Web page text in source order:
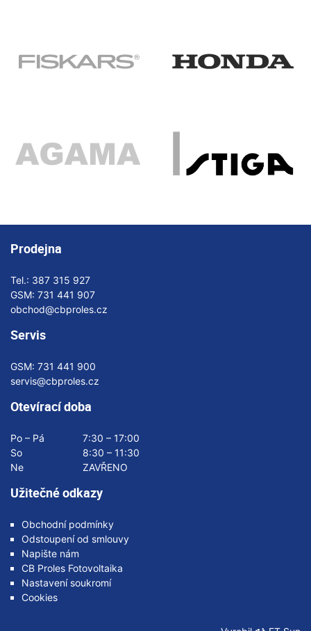
Prodejna
Tel.: 387 315 927
GSM: 731 441 907
obchod@cbproles.cz
Servis
GSM: 731 441 900
servis@cbproles.cz
Otevírací doba
Po – Pá
7:30 – 17:00
So
8:30 – 11:30
Ne
ZAVŘENO
Užitečné odkazy
Obchodní podmínky
Odstoupení od smlouvy
Napište nám
CB Proles Fotovoltaika
Nastavení soukromí
Cookies